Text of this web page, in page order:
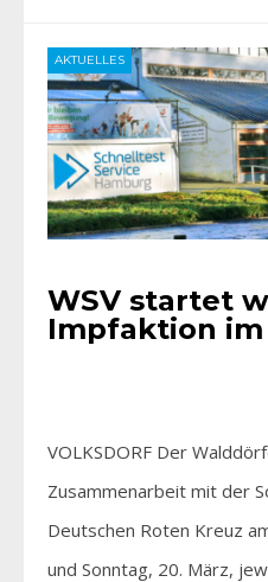
AKTUELLES
WSV startet
Impfaktion
VOLKSDORF Der
Zusammenarbeit mit der
Deutschen Roten Kreuz
und Sonntag, 20. März,